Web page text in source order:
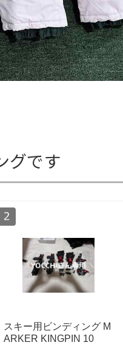
グです
スキー用ビンディング M
ARKER KINGPIN 10